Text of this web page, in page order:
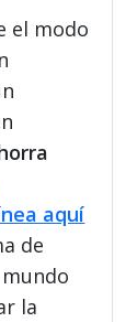
el modo
aquí
de
la